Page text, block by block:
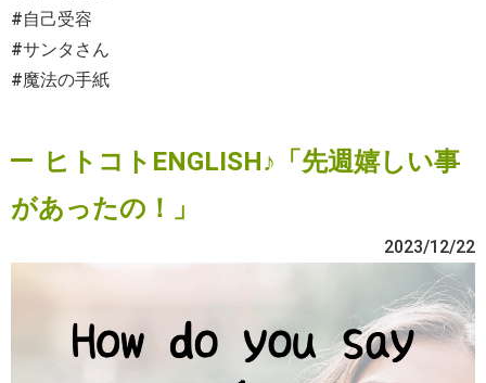
#自己受容
#サンタさん
#魔法の手紙
ヒトコトENGLISH♪「先週嬉しい事
があったの！」
2023/12/22